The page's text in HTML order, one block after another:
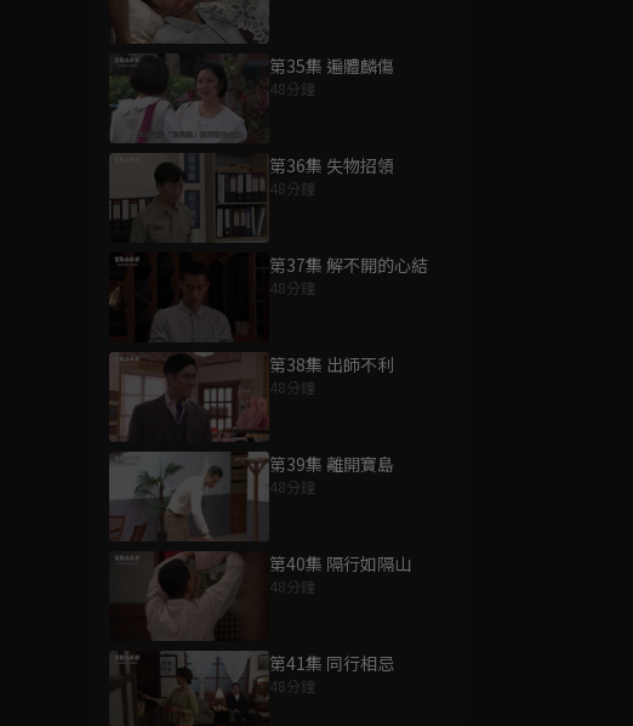
第35集 遍體麟傷
48分鐘
第36集 失物招領
48分鐘
第37集 解不開的心結
48分鐘
第38集 出師不利
48分鐘
第39集 離開寶島
48分鐘
第40集 隔行如隔山
48分鐘
第41集 同行相忌
48分鐘